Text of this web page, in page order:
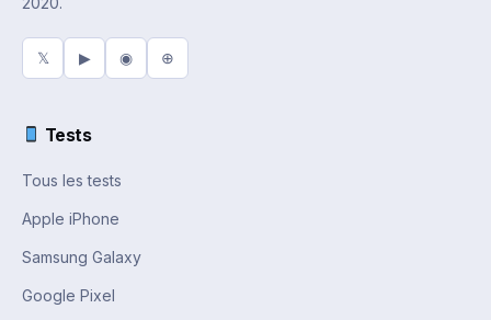
𝕏 ▶ ◉ ⊕
Tests
Tous les tests
Apple iPhone
Samsung Galaxy
Google Pixel